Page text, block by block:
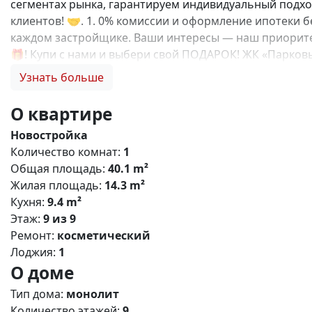
сегментах рынка, гарантируем индивидуальный
клиентов! 🤝. 1. 0% комиссии и оформление ипотеки
каждом застройщике. Ваши интересы — наш
🎁! Купи с нами и выбери свой ПОДАРОК! ЖК
комплекс сочетает в себе строгие формы,
крымской столицы и спокойным ритмом уютного
площадки; Двор без машин; Кладовки для хранения
индивидуальное газовое отопление и остекление
Детский сад и школы; Остановки общественного
Поликлиника; Торговый центр; До центра г.
Беспроцентная рассрочка от застройщика;
подберем лучший вариант именно для вас! N11391
Узнать больше
О квартире
Новостройка
Количество комнат: 1
Общая площадь: 40.1 m²
Жилая площадь: 14.3 m²
Кухня: 9.4 m²
Этаж: 9 из 9
Ремонт: косметический
Лоджия: 1
О доме
Тип дома: монолит